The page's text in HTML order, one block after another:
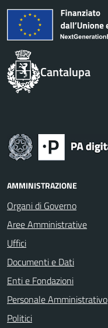
Cantalupa
AMMINISTRAZIONE
Organi di Governo
Aree Amministrative
Uffici
Documenti e Dati
Enti e Fondazioni
Personale Amministrativo
Politici